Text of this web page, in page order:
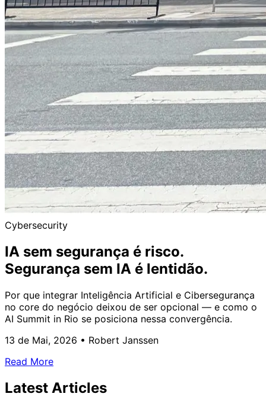
Cybersecurity
IA sem segurança é risco.
Segurança sem IA é lentidão.
Por que integrar Inteligência Artificial e Cibersegurança
no core do negócio deixou de ser opcional — e como o
AI Summit in Rio se posiciona nessa convergência.
13 de Mai, 2026 • Robert Janssen
Read More
Latest Articles